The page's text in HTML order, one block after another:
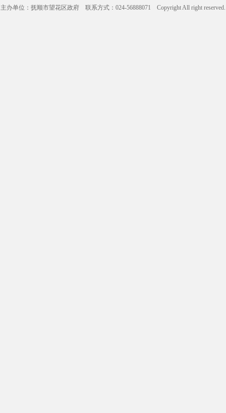
主办单位：抚顺市望花区政府 联系方式：024-56888071 Copyright All right